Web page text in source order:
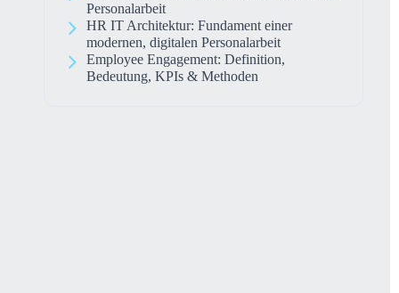
Personalarbeit
HR IT Architektur: Fundament einer
modernen, digitalen Personalarbeit
Employee Engagement: Definition,
Bedeutung, KPIs & Methoden